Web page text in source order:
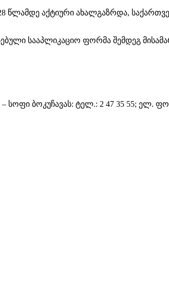
წლამდე აქტიური ახალგაზრდა,
სააპლიკაციო ფორმა შემდეგ
ბოკუჩავას: ტელ.: 2 47 35 55; ელ.